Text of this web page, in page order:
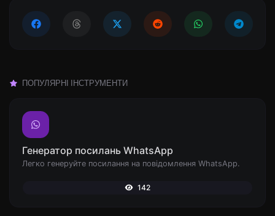
ПОПУЛЯРНІ ІНСТРУМЕНТИ
Генератор посилань WhatsApp
Легко генеруйте посилання на повідомлення WhatsApp.
142